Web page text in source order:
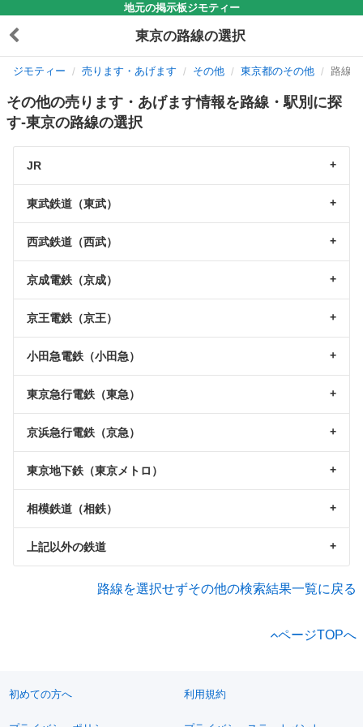
地元の掲示板ジモティー
東京の路線の選択
ジモティー 売ります・あげます その他 東京都のその他 路線
その他の売ります・あげます情報を路線・駅別に探
す-東京の路線の選択
JR
東武鉄道（東武）
西武鉄道（西武）
京成電鉄（京成）
京王電鉄（京王）
小田急電鉄（小田急）
東京急行電鉄（東急）
京浜急行電鉄（京急）
東京地下鉄（東京メトロ）
相模鉄道（相鉄）
上記以外の鉄道
路線を選択せずその他の検索結果一覧に戻る
ページTOPへ
初めての方へ 利用規約